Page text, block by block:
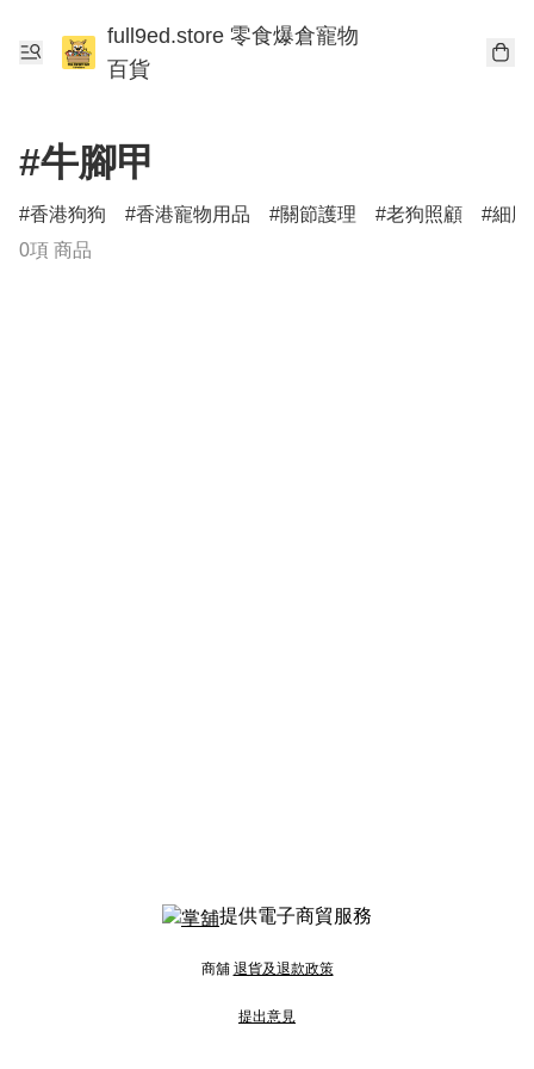
full9ed.store 零食爆倉寵物
百貨
#牛腳甲
香港狗狗 香港寵物用品 關節護理 老狗照顧
細
0項 商品
提供電子商貿服務
商舖 退貨及退款政策
提出意見